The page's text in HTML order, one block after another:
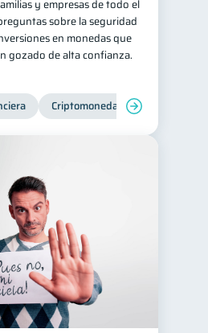
y empresas de todo el
sobre la seguridad
en monedas que
gozado de alta confianza.
Criptomonedas